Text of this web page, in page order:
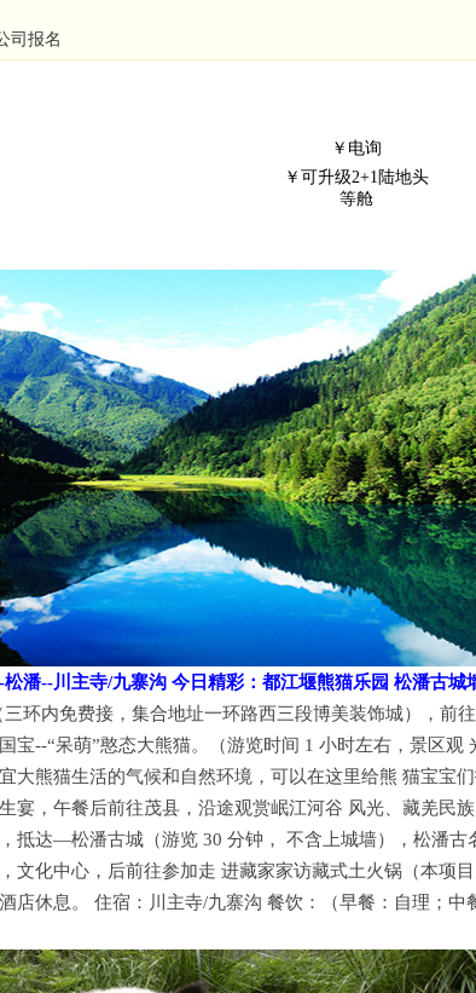
司报名
￥电询
￥可升级2+1陆地头
等舱
潘--川主寺/九寨沟 今日精彩：都江堰熊猫乐园 松潘古城
环内免费接，集合地址一环路西三段博美装饰城），前
宝--“呆萌”憨态大熊猫。（游览时间 1 小时左右，景区观
大熊猫生活的气候和自然环境，可以在这里给熊 猫宝宝
宴，午餐后前往茂县，沿途观赏岷江河谷 风光、藏羌民
抵达—松潘古城（游览 30 分钟， 不含上城墙），松潘古
文化中心，后前往参加走 进藏家家访藏式土火锅（本项目
店休息。 住宿：川主寺/九寨沟 餐饮：（早餐：自理；中